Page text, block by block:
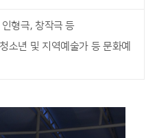
형극, 창작극 등
소년 및 지역예술가 등 문화예